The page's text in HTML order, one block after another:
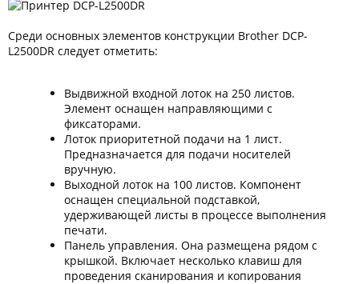
Среди основных элементов конструкции Brother DCP-
L2500DR следует отметить:
Выдвижной входной лоток на 250 листов.
Элемент оснащен направляющими с
фиксаторами.
Лоток приоритетной подачи на 1 лист.
Предназначается для подачи носителей
вручную.
Выходной лоток на 100 листов. Компонент
оснащен специальной подставкой,
удерживающей листы в процессе выполнения
печати.
Панель управления. Она размещена рядом с
крышкой. Включает несколько клавиш для
проведения сканирования и копирования